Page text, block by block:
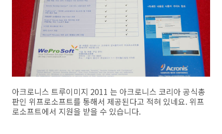
아크로니스 트루이미지 2011 는 아크로니스 코리아 공식총
판인 위프로소프트를 통해서 제공된다고 적혀 있네요. 위프
로소프트에서 지원을 받을 수 있습니다.